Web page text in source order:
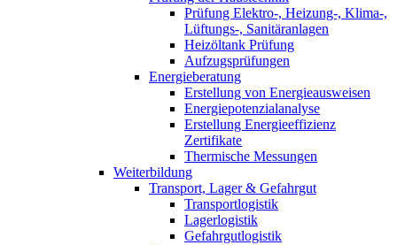
Prüfung Elektro-, Heizung-, Klima-,
Lüftungs-, Sanitäranlagen
Heizöltank Prüfung
Aufzugsprüfungen
Energieberatung
Erstellung von Energieausweisen
Energiepotenzialanalyse
Erstellung Energieeffizienz
Zertifikate
Thermische Messungen
Weiterbildung
Transport, Lager & Gefahrgut
Transportlogistik
Lagerlogistik
Gefahrgutlogistik